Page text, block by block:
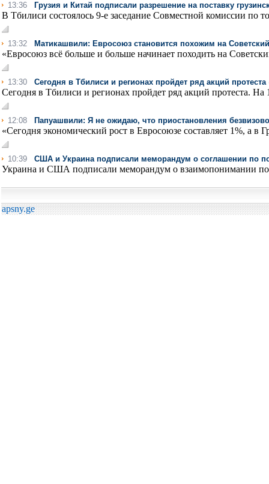
13:36 Грузия и Китай подписали разрешение на поставку
В Тбилиси состоялось 9-е заседание Совместной комиссии по
13:32 Матикашвили: Евросоюз становится похожим на
«Евросоюз всё больше и больше начинает походить на
13:30 Сегодня в Тбилиси и регионах пройдет ряд акций протеста
Сегодня в Тбилиси и регионах пройдет ряд акций протеста. На
12:08 Папуашвили: Я не ожидаю, что приостановления
«Сегодня экономический рост в Евросоюзе составляет 1%, а в
10:39 США и Украина подписали меморандум о соглашении по
Украина и США подписали меморандум о взаимопонимании
apsny.ge